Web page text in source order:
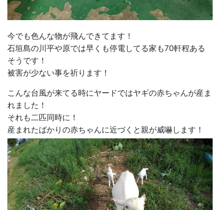
今でも色んな物が飛んできてます！
石垣島の川平や原では早くも停電してる家も70軒程ある
そうです！
被害が少ない事を祈ります！
こんな台風が来てる時にヤードではヤギの赤ちゃんが産ま
れました！
それも二匹同時に！
産まれたばかりの赤ちゃんに近づくと親が威嚇します！